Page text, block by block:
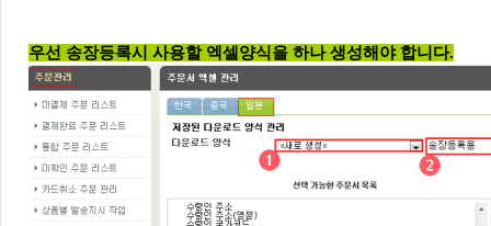
우선 송장등록시 사용할 엑셀양식을 하나 생성해야 합니다.